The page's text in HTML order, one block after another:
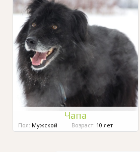
Чапа
Пол: Мужской Возраст: 10 лет